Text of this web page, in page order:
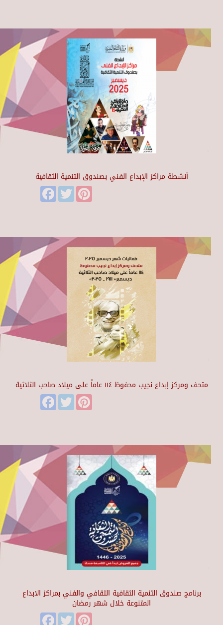
أنشطة مراكز الإبداع الفني بصندوق التنمية الثقافية
FacebookTwitter
متحف ومركز إبداع نجيب محفوظ ١١٤ عاماً على ميلاد صاحب الثلاثية
FacebookTwitter
برنامج صندوق التنمية الثقافية الثقافي والفني بمراكز الابداع
المتنوعة خلال شهر رمضان
FacebookTwitter